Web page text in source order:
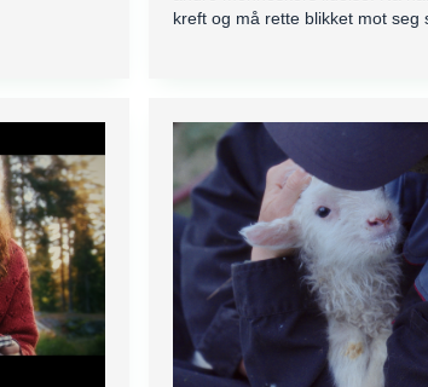
kreft og må rette blikket mot seg